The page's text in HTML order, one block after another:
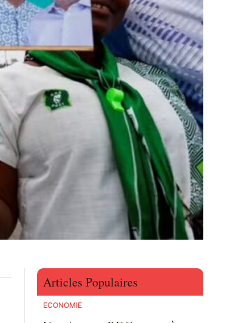
Articles Populaires
ECONOMIE